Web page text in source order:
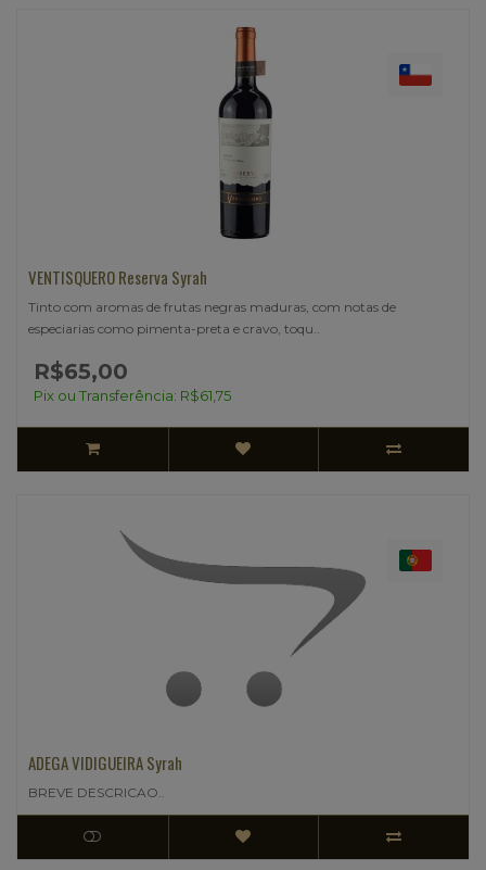
VENTISQUERO Reserva Syrah
Tinto com aromas de frutas negras maduras, com notas de
especiarias como pimenta-preta e cravo, toqu..
R$65,00
Pix ou Transferência: R$61,75
ADEGA VIDIGUEIRA Syrah
BREVE DESCRICAO..